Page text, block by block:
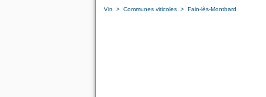
Vin > Communes viticoles > Fain-lès-Montbard